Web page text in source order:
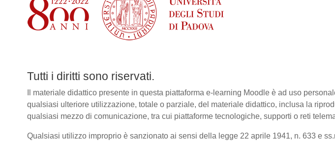
Tutti i diritti sono riservati.
Il materiale didattico presente in questa piattaforma e-learning Moodle è ad uso
qualsiasi ulteriore utilizzazione, totale o parziale, del materiale didattico, inclusa la
qualsiasi mezzo di comunicazione, tra cui piattaforme tecnologiche, supporti o reti
Qualsiasi utilizzo improprio è sanzionato ai sensi della legge 22 aprile 1941, n. 633 e